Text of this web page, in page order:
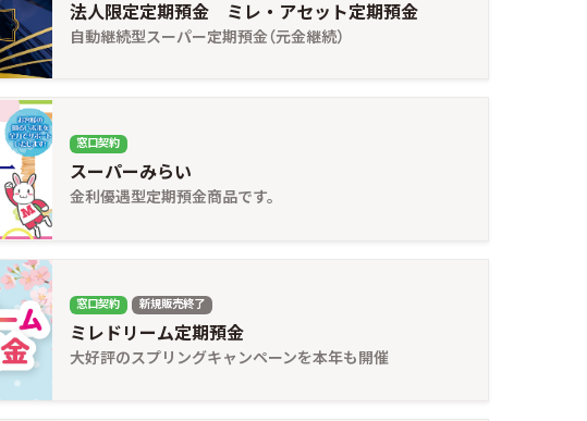
法人限定定期預金 ミレ・アセット定期預金
自動継続型スーパー定期預金（元金継続）
窓口契約
スーパーみらい
金利優遇型定期預金商品です。
窓口契約 新規販売終了
ミレドリーム定期預金
大好評のスプリングキャンペーンを本年も開催